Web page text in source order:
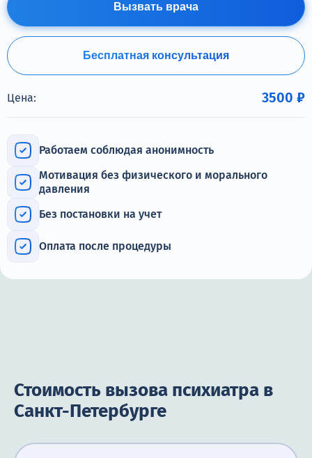
Терапия
+7 (905) 483-87-88
Адрес call-центра
Санкт-Петербург, Воронежская улица, 14
Вызвать врача
Бесплатная консультация
Цена: 3500 ₽
Работаем соблюдая анонимность
Мотивация без физического и морального
давления
Без постановки на учет
Оплата после процедуры
Стоимость вызова психиатра в
Санкт-Петербурге